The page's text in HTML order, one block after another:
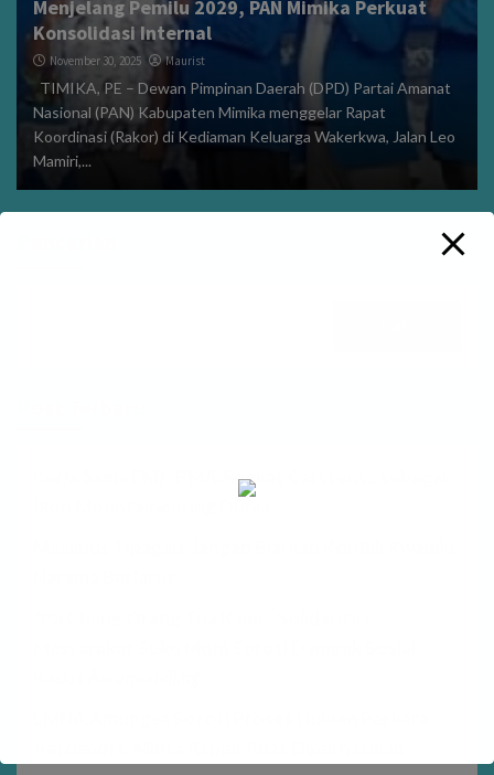
Menjelang Pemilu 2029, PAN Mimika Perkuat
Konsolidasi Internal
November 30, 2025 Maurist
TIMIKA, PE – Dewan Pimpinan Daerah (DPD) Partai Amanat
Nasional (PAN) Kabupaten Mimika menggelar Rapat
Koordinasi (Rakor) di Kediaman Keluarga Wakerkwa, Jalan Leo
Mamiri,...
Kerja Sama FMI–PMA Angkat Carstensz sebagai